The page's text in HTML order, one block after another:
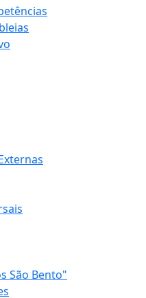
São Bento"